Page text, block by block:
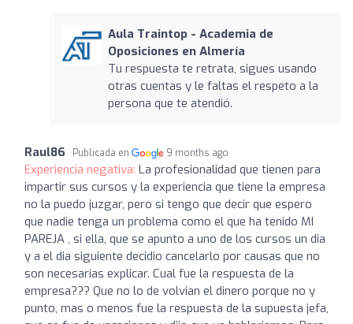
Aula Traintop - Academia de
Oposiciones en Almería
Tu respuesta te retrata, sigues usando
otras cuentas y le faltas el respeto a la
persona que te atendió.
Raul86 Publicada en 9 months ago
Experiencia negativa: La profesionalidad que tienen para
impartir sus cursos y la experiencia que tiene la empresa
no la puedo juzgar, pero si tengo que decir que espero
que nadie tenga un problema como el que ha tenido MI
PAREJA , si ella, que se apunto a uno de los cursos un dia
y a el dia siguiente decidio cancelarlo por causas que no
son necesarias explicar. Cual fue la respuesta de la
empresa??? Que no lo de volvian el dinero porque no y
punto, mas o menos fue la respuesta de la supuesta jefa,